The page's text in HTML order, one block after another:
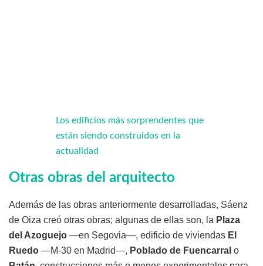
Los edificios más sorprendentes que
están siendo construidos en la
actualidad
Otras obras del arquitecto
Además de las obras anteriormente desarrolladas, Sáenz
de Oiza creó otras obras; algunas de ellas son, la Plaza
del Azoguejo —en Segovia—, edificio de viviendas El
Ruedo —M-30 en Madrid—, Poblado de Fuencarral o